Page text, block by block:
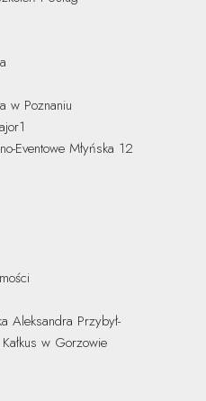
w Poznaniu
Eventowe Młyńska 12
Aleksandra Przybył-
w Gorzowie